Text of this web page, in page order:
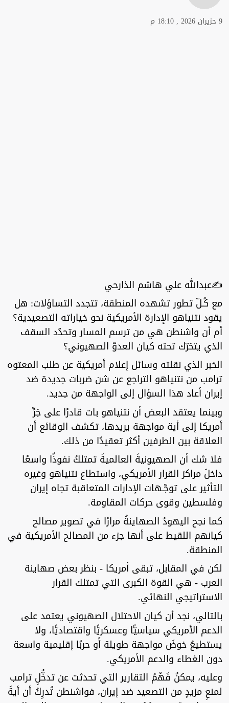
9 حزيران 2026 , 18:10 م
✍️عبدالله علي هاشم الذارحي
مع كُـلّ تطور تشهده المنطقة، تتجدد التساؤلات: هل
يقود نتنياهو الإدارة الأمريكية نحو خياراته التصعيدية؟
أم أن واشنطن هي من ترسم المسار وتحدّد السقف
الذي يتحَرّك تحته كيان العدوّ الصهيوني؟
الخبر الذي نقلته وسائل إعلام أمريكية عن طلب المعتوه
ترامب من نتنياهو التراجع عن شن ضربات جديدة ضد
إيران أعاد هذا السؤال إلى الواجهة من جديد.
وبينما يعتقد البعض أن نتنياهو بات قادرًا على جَرِّ
أمريكا إلى أية مواجهة يريدها، تكشف الوقائع أن
العلاقة بين الطرفين أكثر تعقيدًا من ذلك.
فلا شك أن الصهيونيةَ العالميةَ تمتلكُ نفوذًا واسعًا
داخلَ مراكز القرار الأمريكي، واستطاع نتنياهو وغيره
التأثير على توجّـهات الإدارات المتعاقبة تجاه إيران
وفلسطين وقوى حركات المقاومة.
كما نجح اليهودُ الصهاينةُ مرارًا في تصوير مصالح
كيانهم اللقيط على أنها جزء من المصالح الأمريكية في
المنطقة.
لكن في المقابل، تبقى أمريكا - بنظر بعض صهاينة
العرب - هي القوة الكبرى التي تمتلك القرار
الاستراتيجي النهائي.
بالتالي، نجد أن كيان الاحتلال الصهيوني يعتمد على
الدعم الأمريكي سياسيًّا وعسكريًّا واقتصاديًّا، ولا
يستطيعُ خوضَ مواجهة طويلة أَو حربًا إقليمية واسعة
دون الغطاء والدعم الأمريكي.
وعليه، يمكنُ فَهْمُ التقارير التي تحدثت عن تدخُّلِ ترامب
لمنعِ مزيدٍ من التصعيد ضد إيران، فواشنطن تُدرِكُ أن أيةَ